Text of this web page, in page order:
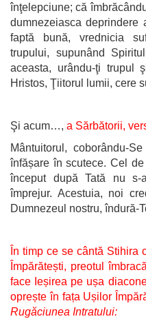
înţelepciune; că
dumnezeiasca
faptă bună, vrednicia
trupului, supunând
aceasta, urându-ţi trupul
Hristos, Ţiitorul lumii, cere
Şi acum…, a Sărbătorii,
Mântuitorul, coborându-
înfășare în scutece. Cel
început după Tată nu s-
împrejur. Acestuia, noi
Dumnezeul nostru, îndură-
În timp ce se cântă Stihira
Împărătești, preotul
face Ieșirea pe ușa
oprește în fața Ușilor
Rugăciunea Intratului: